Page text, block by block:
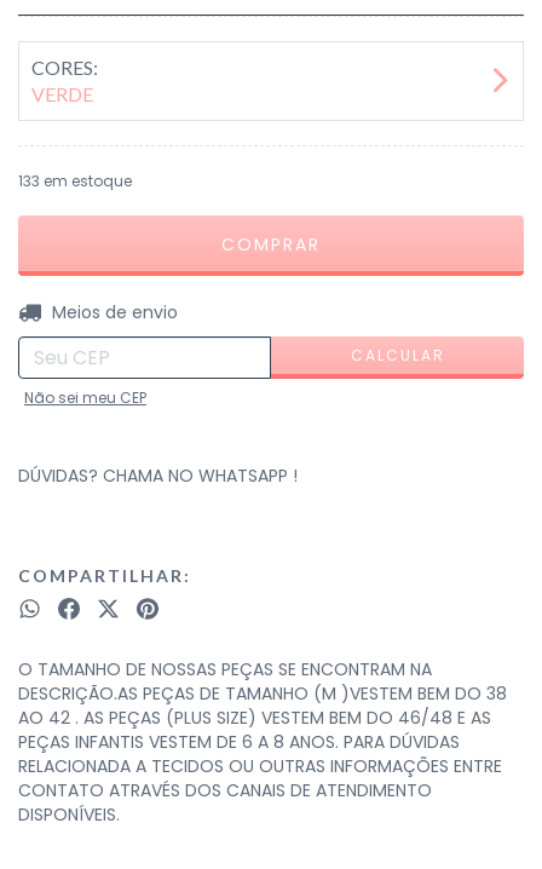
CORES:
VERDE
133 em estoque
Entregas para o CEP:
Meios de envio
CALCULAR
Não sei meu CEP
DÚVIDAS? CHAMA NO WHATSAPP !
COMPARTILHAR:
O TAMANHO DE NOSSAS PEÇAS SE ENCONTRAM NA
DESCRIÇÃO.AS PEÇAS DE TAMANHO (M )VESTEM BEM DO 38
AO 42 . AS PEÇAS (PLUS SIZE) VESTEM BEM DO 46/48 E AS
PEÇAS INFANTIS VESTEM DE 6 A 8 ANOS. PARA DÚVIDAS
RELACIONADA A TECIDOS OU OUTRAS INFORMAÇÕES ENTRE
CONTATO ATRAVÉS DOS CANAIS DE ATENDIMENTO
DISPONÍVEIS.